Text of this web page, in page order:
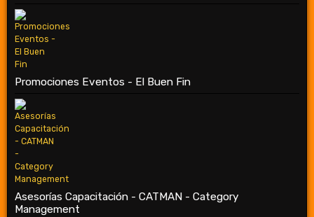
Promociones Eventos - El Buen Fin
Asesorías Capacitación - CATMAN - Category
Management